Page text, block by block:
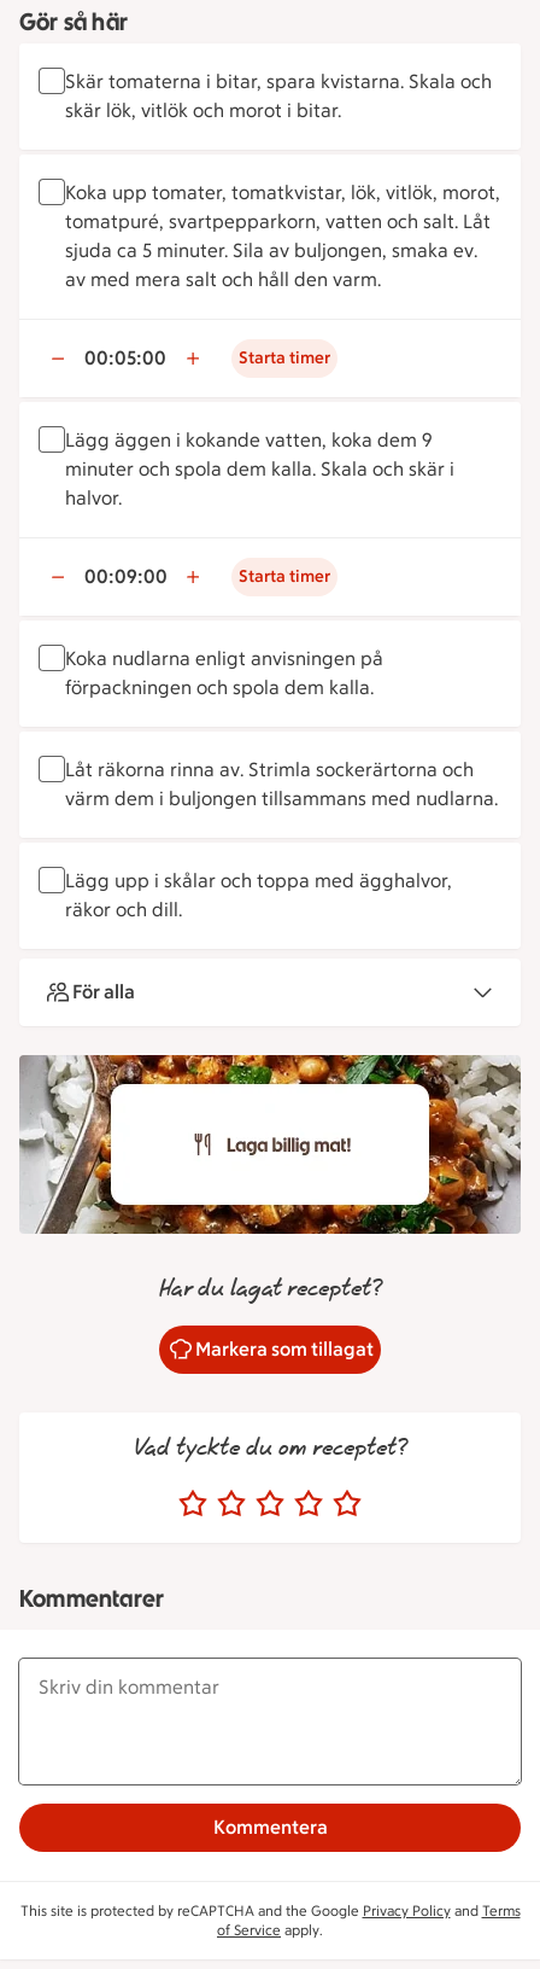
Gör så här
Skär tomaterna i bitar, spara kvistarna. Skala och
skär lök, vitlök och morot i bitar.
Koka upp tomater, tomatkvistar, lök, vitlök, morot,
tomatpuré, svartpepparkorn, vatten och salt. Låt
sjuda ca 5 minuter. Sila av buljongen, smaka ev.
av med mera salt och håll den varm.
00:05:00 Starta timer
Lägg äggen i kokande vatten, koka dem 9
minuter och spola dem kalla. Skala och skär i
halvor.
00:09:00 Starta timer
Koka nudlarna enligt anvisningen på
förpackningen och spola dem kalla.
Låt räkorna rinna av. Strimla sockerärtorna och
värm dem i buljongen tillsammans med nudlarna.
Lägg upp i skålar och toppa med ägghalvor,
räkor och dill.
För alla
Har du lagat receptet?
Markera som tillagat
Vad tyckte du om receptet?
Kommentarer
Kommentera
This site is protected by reCAPTCHA and the Google Privacy Policyand Terms
of Service apply.